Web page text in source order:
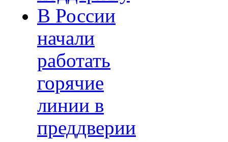
В России
начали
работать
горячие
линии в
преддверии